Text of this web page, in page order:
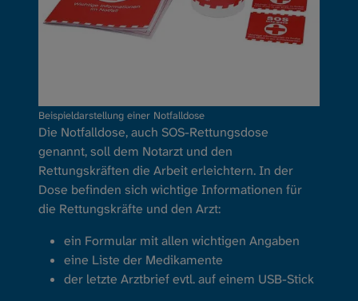
Beispieldarstellung einer Notfalldose
Die Notfalldose, auch SOS-Rettungsdose
genannt, soll dem Notarzt und den
Rettungskräften die Arbeit erleichtern. In der
Dose befinden sich wichtige Informationen für
die Rettungskräfte und den Arzt:
ein Formular mit allen wichtigen Angaben
eine Liste der Medikamente
der letzte Arztbrief evtl. auf einem USB-Stick